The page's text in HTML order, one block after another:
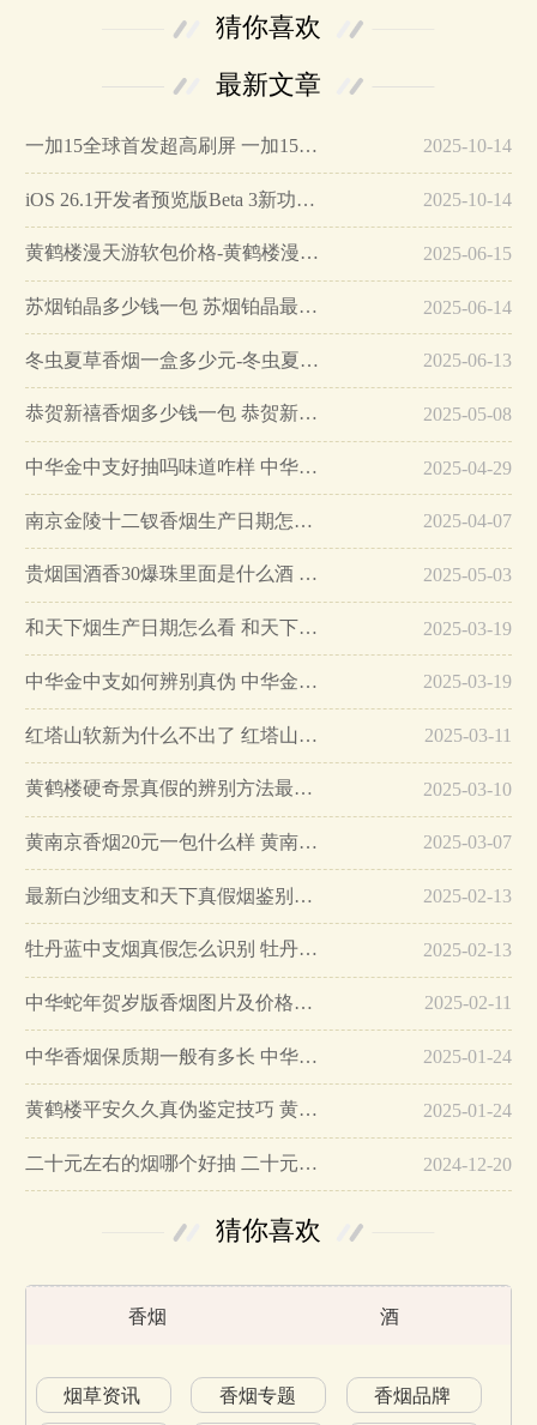
猜你喜欢
最新文章
一加15全球首发超高刷屏 一加15参数详细配置… 2025-10-14
iOS 26.1开发者预览版Beta 3新功能详解… 2025-10-14
黄鹤楼漫天游软包价格-黄鹤楼漫天游软包多少钱一盒… 2025-06-15
苏烟铂晶多少钱一包 苏烟铂晶最新价格… 2025-06-14
冬虫夏草香烟一盒多少元-冬虫夏草香烟一盒多少元2025最新价格… 2025-06-13
恭贺新禧香烟多少钱一包 恭贺新禧香烟价格表和图片… 2025-05-08
中华金中支好抽吗味道咋样 中华金中支口感特点介绍… 2025-04-29
南京金陵十二钗香烟生产日期怎么看 南京金陵十二钗香烟保质期… 2025-04-07
贵烟国酒香30爆珠里面是什么酒 贵烟国酒香30怎么辨别真假… 2025-05-03
和天下烟生产日期怎么看 和天下烟真假辨别方法六个方面… 2025-03-19
中华金中支如何辨别真伪 中华金中支真假烟鉴别方法… 2025-03-19
红塔山软新为什么不出了 红塔山软新烟停售原因详解… 2025-03-11
黄鹤楼硬奇景真假的辨别方法最简单版… 2025-03-10
黄南京香烟20元一包什么样 黄南京香烟真假鉴别… 2025-03-07
最新白沙细支和天下真假烟鉴别指南… 2025-02-13
牡丹蓝中支烟真假怎么识别 牡丹蓝中支烟真假鉴别带图… 2025-02-13
中华蛇年贺岁版香烟图片及价格大全… 2025-02-11
中华香烟保质期一般有多长 中华香烟保质期在哪里看的… 2025-01-24
黄鹤楼平安久久真伪鉴定技巧 黄鹤楼平安久久二维码在哪里… 2025-01-24
二十元左右的烟哪个好抽 二十元左右的香烟排行榜最新款… 2024-12-20
猜你喜欢
香烟 酒
烟草资讯 香烟专题 香烟品牌